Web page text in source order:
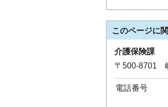
このページに
介護保険課
〒500-8701
電話番号